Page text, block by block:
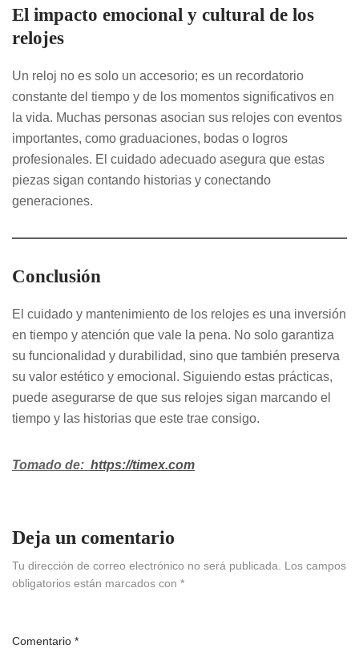
El impacto emocional y cultural de los
relojes
Un reloj no es solo un accesorio; es un recordatorio
constante del tiempo y de los momentos significativos en
la vida. Muchas personas asocian sus relojes con eventos
importantes, como graduaciones, bodas o logros
profesionales. El cuidado adecuado asegura que estas
piezas sigan contando historias y conectando
generaciones.
Conclusión
El cuidado y mantenimiento de los relojes es una inversión
en tiempo y atención que vale la pena. No solo garantiza
su funcionalidad y durabilidad, sino que también preserva
su valor estético y emocional. Siguiendo estas prácticas,
puede asegurarse de que sus relojes sigan marcando el
tiempo y las historias que este trae consigo.
Tomado de: https://timex.com
Deja un comentario
Tu dirección de correo electrónico no será publicada.
Los campos
obligatorios están marcados con *
Comentario *